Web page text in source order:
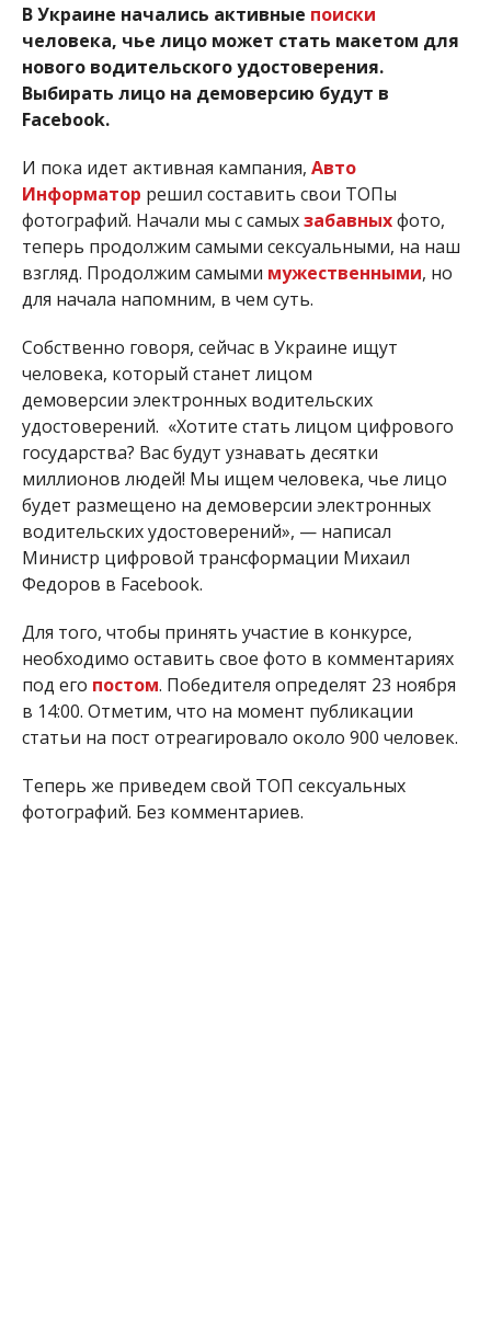
В Украине начались активные поиски
человека, чье лицо может стать макетом для
нового водительского удостоверения.
Выбирать лицо на демоверсию будут в
Facebook.
И пока идет активная кампания, Авто
Информатор решил составить свои ТОПы
фотографий. Начали мы с самыхзабавныхфото,
теперь продолжим самыми сексуальными, на наш
взгляд. Продолжим самыми мужественными, но
для начала напомним, в чем суть.
Собственно говоря, сейчас в Украине ищут
человека, который станет лицом
демоверсии электронных водительских
удостоверений. «Хотите стать лицом цифрового
государства? Вас будут узнавать десятки
миллионов людей! Мы ищем человека, чье лицо
будет размещено на демоверсии электронных
водительских удостоверений», — написал
Министр цифровой трансформации Михаил
Федоров в Facebook.
Для того, чтобы принять участие в конкурсе,
необходимо оставить свое фото в комментариях
под его постом. Победителя определят 23 ноября
в 14:00. Отметим, что на момент публикации
статьи на пост отреагировало около 900 человек.
Теперь же приведем свой ТОП сексуальных
фотографий. Без комментариев.